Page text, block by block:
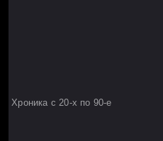
Хроника с 20-х по 90-е